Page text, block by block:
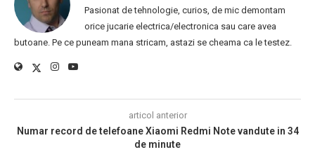
Pasionat de tehnologie, curios, de mic demontam
orice jucarie electrica/electronica sau care avea
butoane. Pe ce puneam mana stricam, astazi se cheama ca le testez.
articol anterior
Numar record de telefoane Xiaomi Redmi Note vandute in 34
de minute